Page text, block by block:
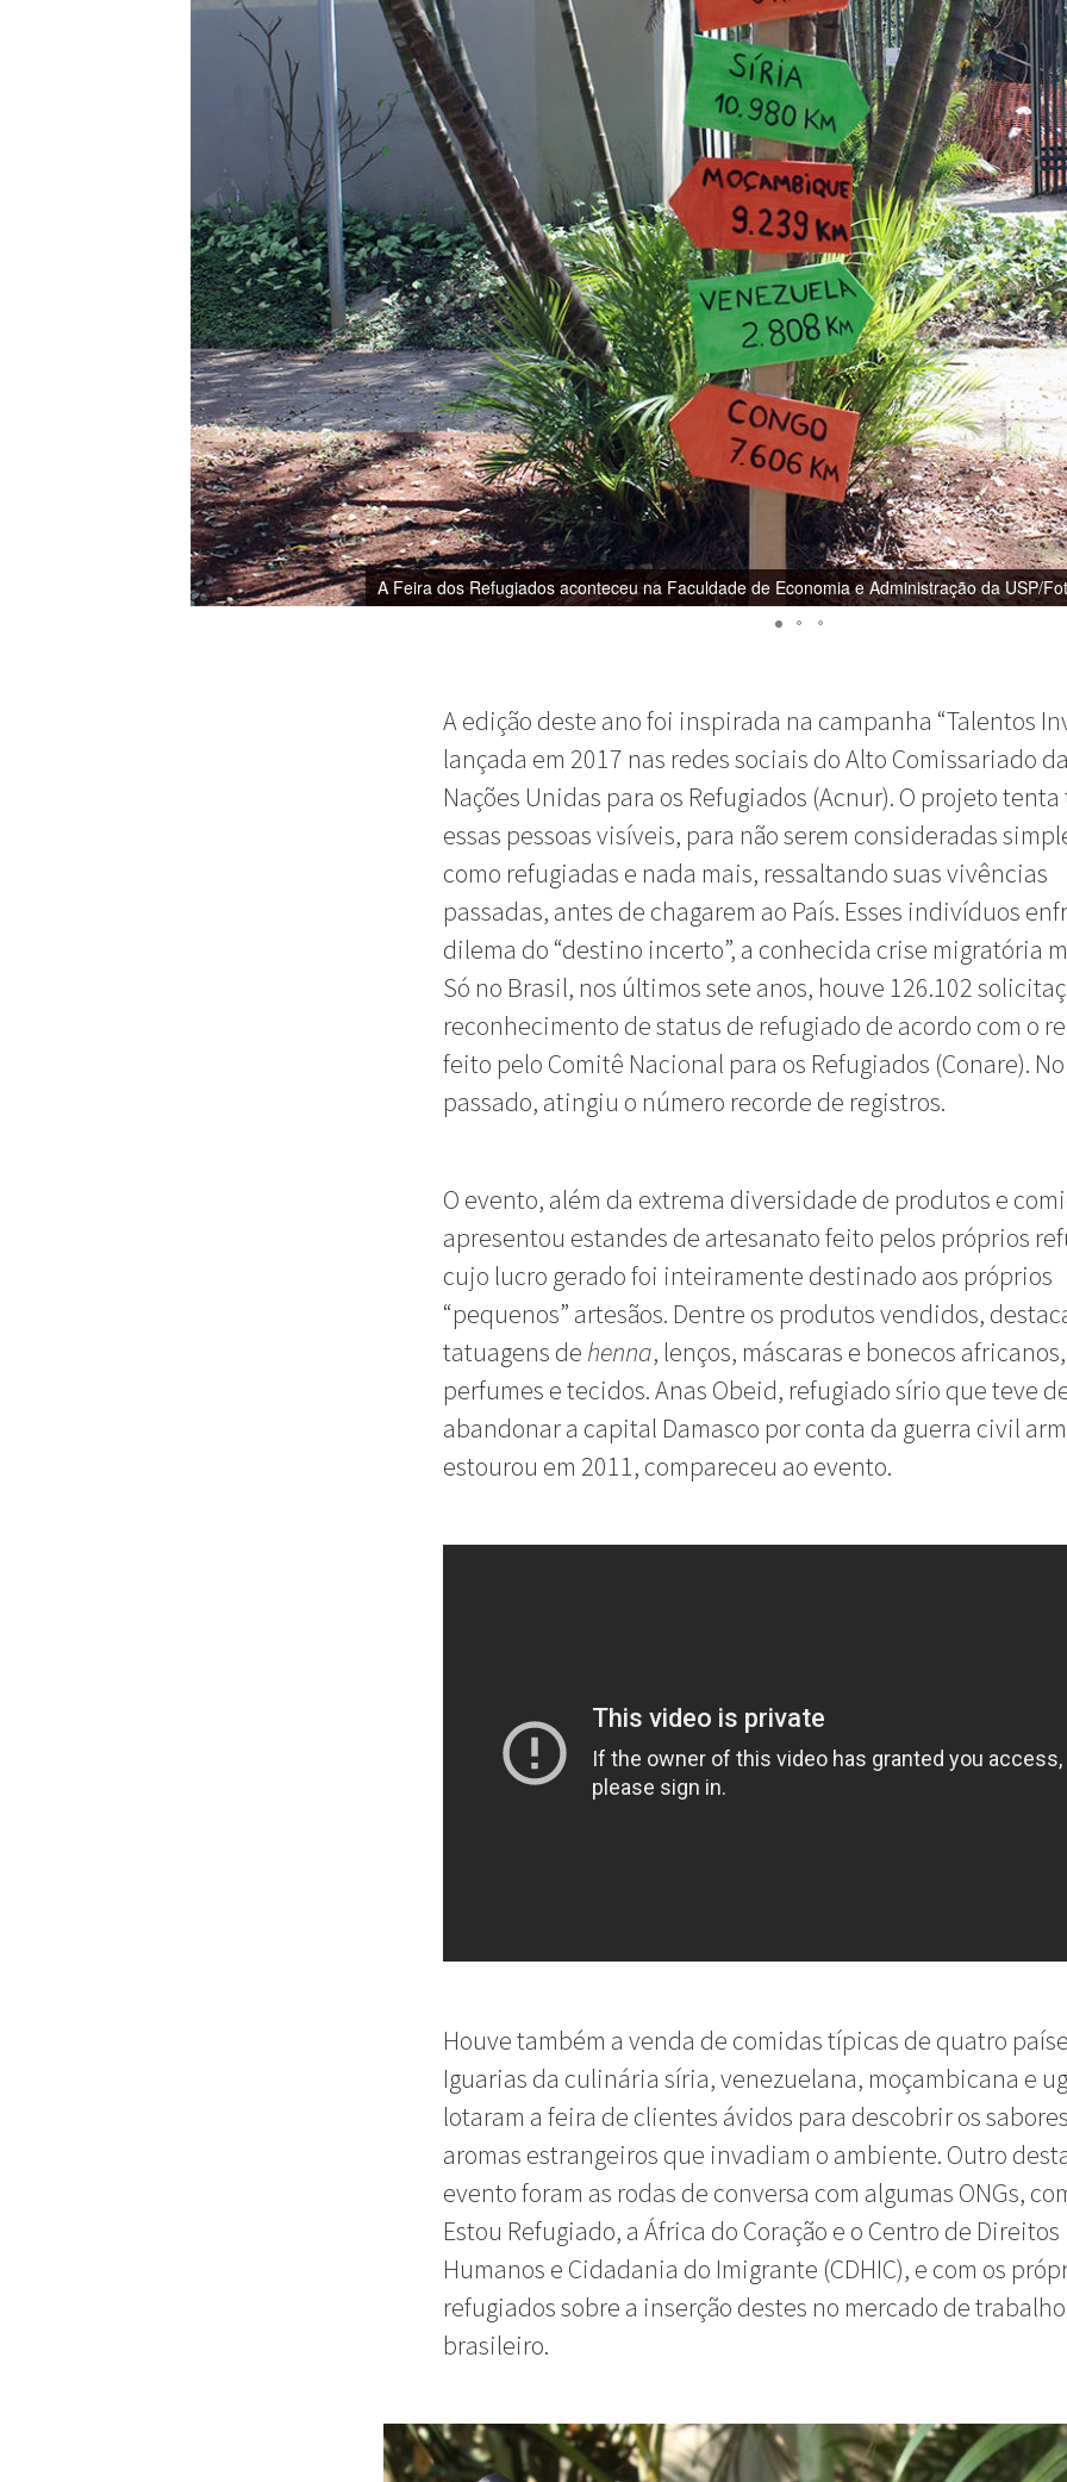
A Feira dos Refugiados aconteceu na Faculdade de Economia e Administração da USP/
A edição deste ano foi inspirada na campanha “Talentos
lançada em 2017 nas redes sociais do Alto Comissariado
Nações Unidas para os Refugiados (Acnur). O projeto
essas pessoas visíveis, para não serem consideradas
como refugiadas e nada mais, ressaltando suas vivências
passadas, antes de chagarem ao País. Esses indivíduos
dilema do “destino incerto”, a conhecida crise migratória
Só no Brasil, nos últimos sete anos, houve 126.102
reconhecimento de status de refugiado de acordo com o
feito pelo Comitê Nacional para os Refugiados (Conare).
passado, atingiu o número recorde de registros.
O evento, além da extrema diversidade de produtos e
apresentou estandes de artesanato feito pelos próprios
cujo lucro gerado foi inteiramente destinado aos próprios
“pequenos” artesãos. Dentre os produtos vendidos,
tatuagens de henna, lenços, máscaras e bonecos africanos,
perfumes e tecidos. Anas Obeid, refugiado sírio que teve
abandonar a capital Damasco por conta da guerra civil
estourou em 2011, compareceu ao evento.
Houve também a venda de comidas típicas de quatro
Iguarias da culinária síria, venezuelana, moçambicana e
lotaram a feira de clientes ávidos para descobrir os
aromas estrangeiros que invadiam o ambiente. Outro
evento foram as rodas de conversa com algumas ONGs,
Estou Refugiado, a África do Coração e o Centro de Direitos
Humanos e Cidadania do Imigrante (CDHIC), e com os
refugiados sobre a inserção destes no mercado de trabalho
brasileiro.